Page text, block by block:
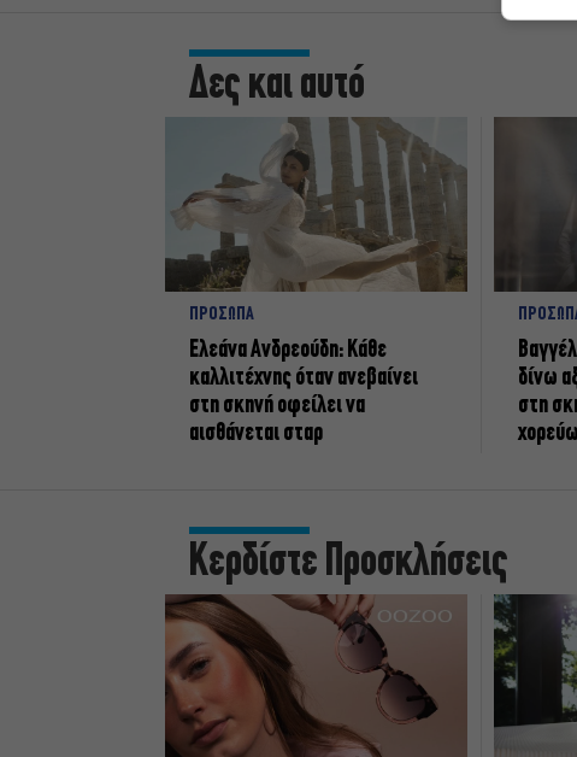
Δες και αυτό
ΠΡΟΣΩΠΑ
Ελεάνα Ανδρεούδη: Κάθε
καλλιτέχνης όταν ανεβαίνει
στη σκηνή οφείλει να
αισθάνεται σταρ
δίνω
στη
χορεύω
Κερδίστε Προσκλήσεις